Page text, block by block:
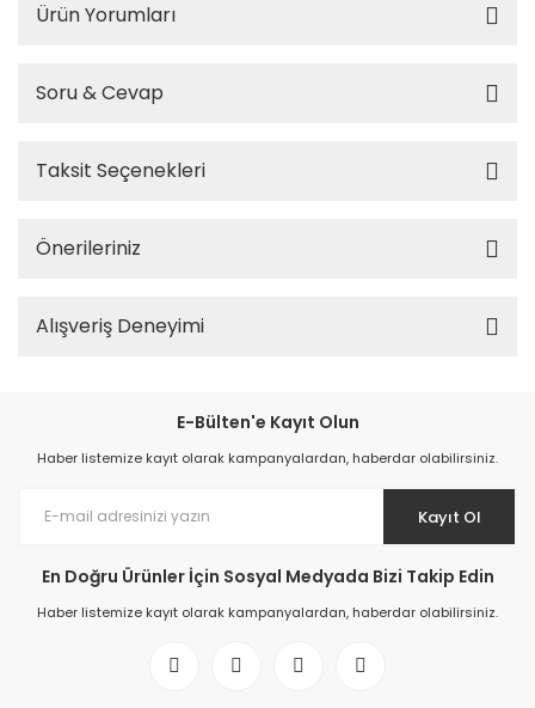
Ürün Yorumları
Soru & Cevap
Taksit Seçenekleri
Önerileriniz
Alışveriş Deneyimi
E-Bülten'e Kayıt Olun
Haber listemize kayıt olarak kampanyalardan, haberdar olabilirsiniz.
Kayıt Ol
En Doğru Ürünler İçin Sosyal Medyada Bizi Takip Edin
Haber listemize kayıt olarak kampanyalardan, haberdar olabilirsiniz.